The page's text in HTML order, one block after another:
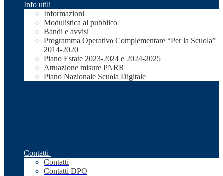
Info utili
Informazioni
Modulistica al pubblico
Bandi e avvisi
Programma Operativo Complementare “Per la Scuola”
2014-2020
Piano Estate 2023-2024 e 2024-2025
Attuazione misure PNRR
Piano Nazionale Scuola Digitale
Contatti
Contatti
Contatti DPO